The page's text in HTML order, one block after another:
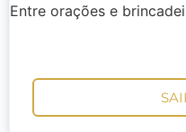
Entre orações e